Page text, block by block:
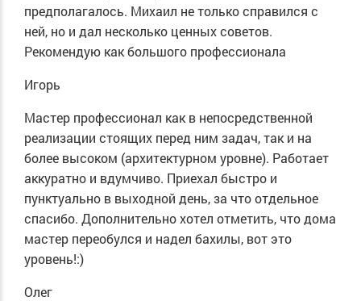
предполагалось. Михаил не только справился с
ней, но и дал несколько ценных советов.
Рекомендую как большого профессионала
Игорь
Мастер профессионал как в непосредственной
реализации стоящих перед ним задач, так и на
более высоком (архитектурном уровне). Работает
аккуратно и вдумчиво. Приехал быстро и
пунктуально в выходной день, за что отдельное
спасибо. Дополнительно хотел отметить, что дома
мастер переобулся и надел бахилы, вот это
уровень!:)
Олег